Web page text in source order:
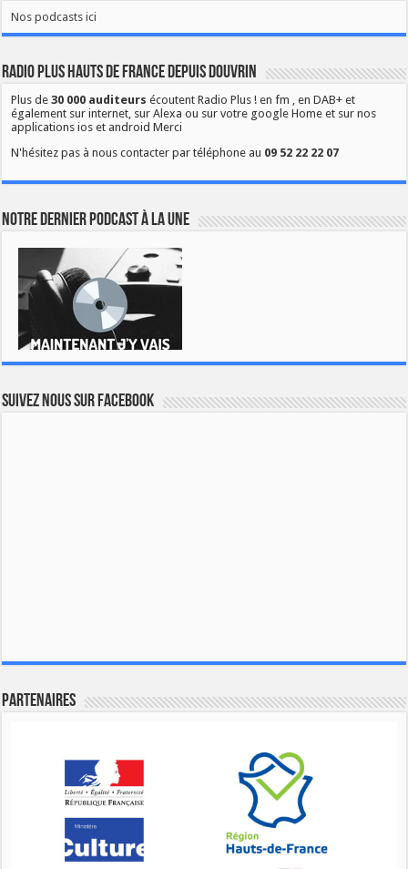
Nos podcasts ici
Radio Plus Hauts de France depuis Douvrin
Plus de30 000 auditeurs écoutent Radio Plus ! en fm , en DAB+ et
également sur internet, sur Alexa ou sur votre google Home et sur nos
applications ios et android Merci
N'hésitez pas à nous contacter par téléphone au 09 52 22 22 07
Notre dernier podcast à la une
Suivez nous sur Facebook
Partenaires